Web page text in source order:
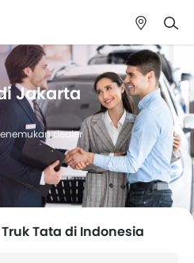
Jakarta
dealer
Tata di Indonesia